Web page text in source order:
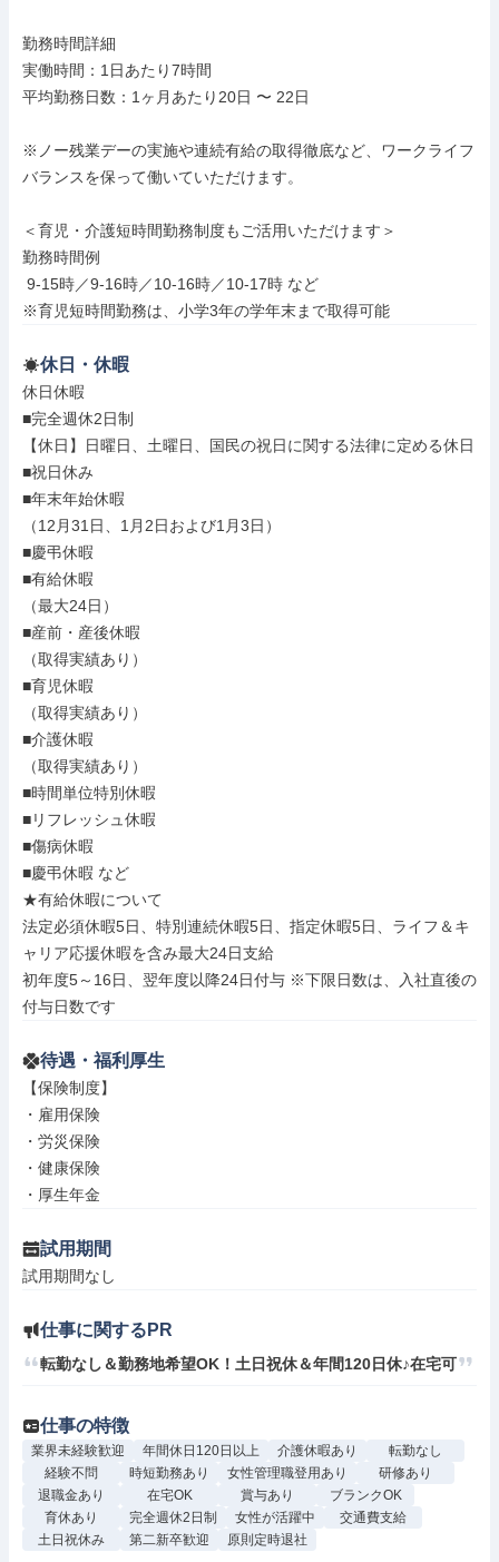
勤務時間詳細
実働時間：1日あたり7時間
平均勤務日数：1ヶ月あたり20日 〜 22日
※ノー残業デーの実施や連続有給の取得徹底など、ワークライフ
バランスを保って働いていただけます。
＜育児・介護短時間勤務制度もご活用いただけます＞
勤務時間例
※育児短時間勤務は、小学3年の学年末まで取得可能
休日・休暇
休日休暇
■完全週休2日制
【休日】日曜日、土曜日、国民の祝日に関する法律に定める休日
■祝日休み
■年末年始休暇
（12月31日、1月2日および1月3日）
■慶弔休暇
■有給休暇
（最大24日）
■産前・産後休暇
（取得実績あり）
■育児休暇
（取得実績あり）
■介護休暇
（取得実績あり）
■時間単位特別休暇
■リフレッシュ休暇
■傷病休暇
■慶弔休暇 など
★有給休暇について
法定必須休暇5日、特別連続休暇5日、指定休暇5日、ライフ＆キ
ャリア応援休暇を含み最大24日支給
初年度5～16日、翌年度以降24日付与 ※下限日数は、入社直後の
付与日数です
待遇・福利厚生
【保険制度】
・雇用保険
・労災保険
・健康保険
・厚生年金
試用期間
試用期間なし
仕事に関するPR
転勤なし＆勤務地希望OK！土日祝休＆年間120日休♪在宅可
仕事の特徴
業界未経験歓迎 年間休日120日以上 介護休暇あり
転勤なし
経験不問
時短勤務あり 女性管理職登用あり
研修あり
退職金あり
在宅OK 賞与あり
ブランクOK
育休あり
完全週休2日制 女性が活躍中
交通費支給
土日祝休み
第二新卒歓迎 原則定時退社